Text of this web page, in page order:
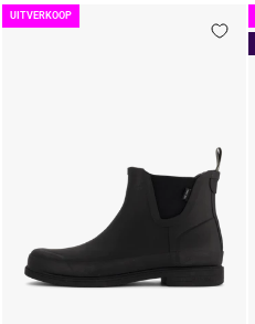
UITVERKOOP